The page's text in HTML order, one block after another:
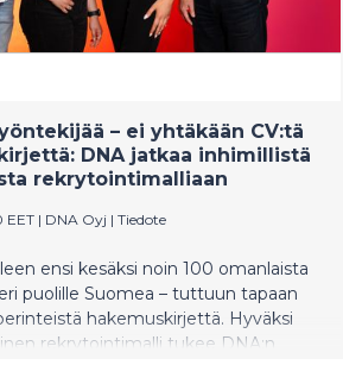
– ei yhtäkään CV:tä
DNA jatkaa inhimillistä
rekrytointimalliaan
EET | DNA Oyj | Tiedote
ensi kesäksi noin 100 omanlaista
puolille Suomea – tuttuun tapaan
hakemuskirjettä. Hyväksi
rekrytointimalli tukee DNA:n